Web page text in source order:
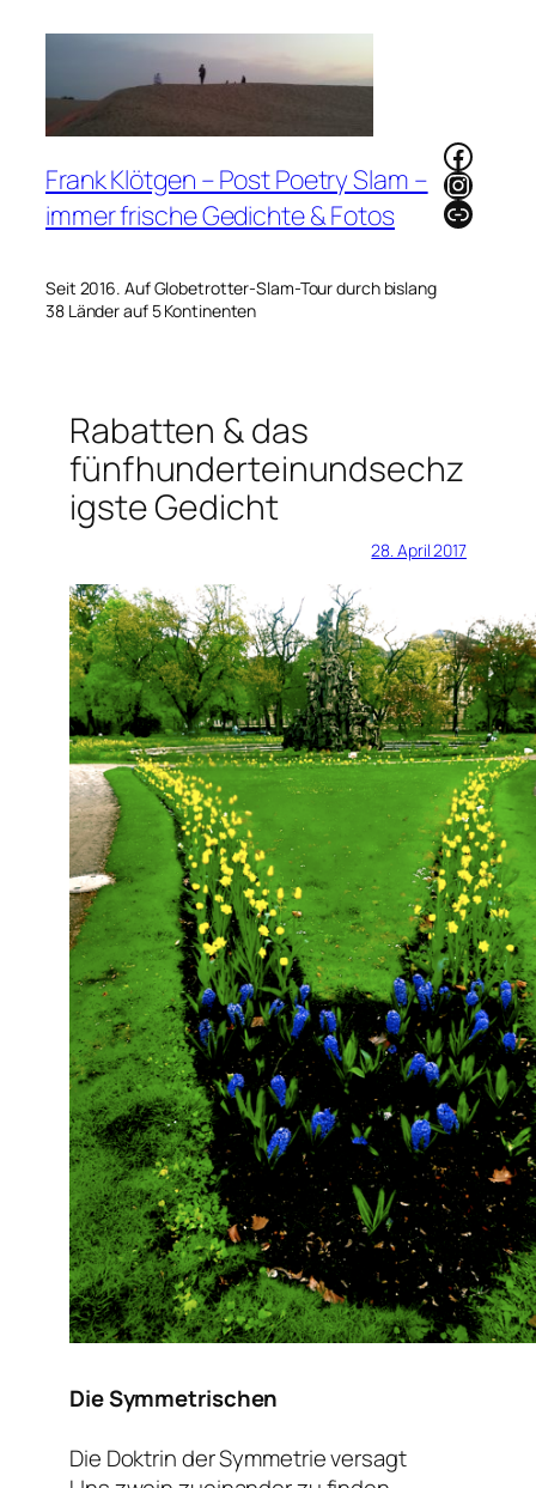
Frank Klötgen – Post Poetry Slam –
immer frische Gedichte & Fotos
Seit 2016. Auf Globetrotter-Slam-Tour durch bislang
38 Länder auf 5 Kontinenten
Link
Rabatten & das
fünfhunderteinundsechz
igste Gedicht
28. April 2017
Die Symmetrischen
Die Doktrin der Symmetrie versagt